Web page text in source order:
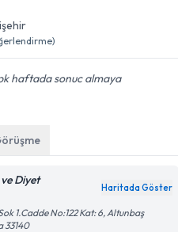
haftada sonuc almaya
Diyet
Haritada Göster
1.Cadde No:122 Kat: 6, Altunbaş
33140